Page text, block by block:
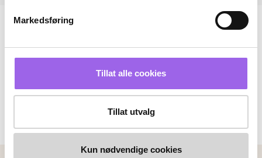
Markedsføring
Tillat alle cookies
Tillat utvalg
Kun nødvendige cookies